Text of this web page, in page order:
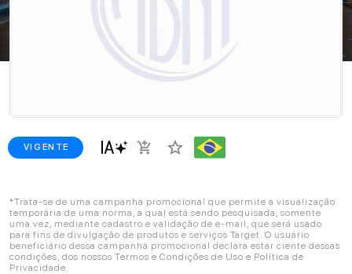
VIGENTE add_shopping_cart star_border
*Trata-se de uma campanha promocional que permite a visualização
temporária de uma norma, a qual está sendo pesquisada, somente
uma vez, mediante cadastro e validação de e-mail, que será usado
para fins de divulgação de produtos e serviços Target. O usuário
beneficiário dessa campanha promocional declara estar ciente dessas
condições, dos nossos Termos e Condições de Uso e Política de
Privacidade.